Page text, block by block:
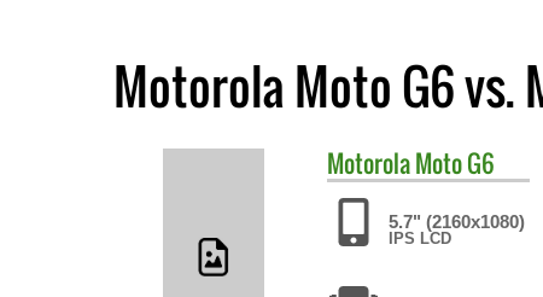
Motorola Moto G6 vs.
MotorolaMoto G6
5.7" (2160x1080)
IPS LCD